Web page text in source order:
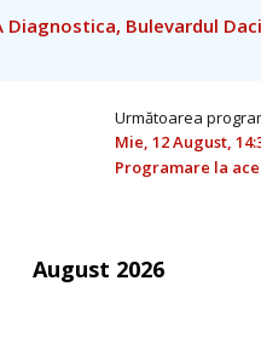
Diagnostica, Bulevardul
Următoarea
Mie, 12 August,
Programare la
August 2026